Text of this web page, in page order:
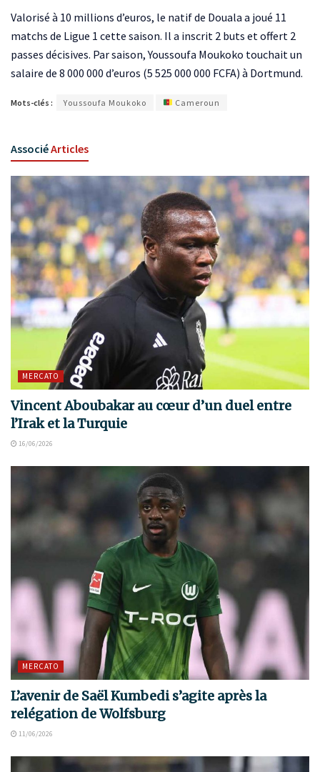
Valorisé à 10 millions d’euros, le natif de Douala a joué 11
matchs de Ligue 1 cette saison. Il a inscrit 2 buts et offert 2
passes décisives. Par saison, Youssoufa Moukoko touchait un
salaire de 8 000 000 d’euros (5 525 000 000 FCFA) à Dortmund.
Mots-clés : Youssoufa Moukoko Cameroun
AssociéArticles
MERCATO
Vincent Aboubakar au cœur d’un duel entre
l’Irak et la Turquie
16/06/2026
MERCATO
L’avenir de Saël Kumbedi s’agite après la
relégation de Wolfsburg
11/06/2026